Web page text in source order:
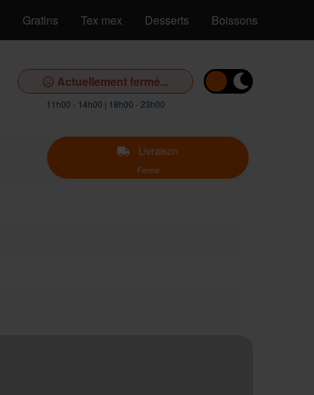
Gratins Tex mex Desserts Boissons
Actuellement fermé...
11h00 - 14h00 | 18h00 - 23h00
Livraison
Fermé